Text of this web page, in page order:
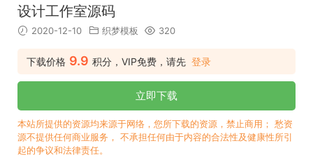
设计工作室源码
2020-12-10 织梦模板 320
下载价格 9.9 积分，VIP免费，请先 登录
立即下载
本站所提供的资源均来源于网络，您所下载的资源，禁止商用； 愁资
源不提供任何商业服务， 不承担任何由于内容的合法性及健康性所引
起的争议和法律责任。